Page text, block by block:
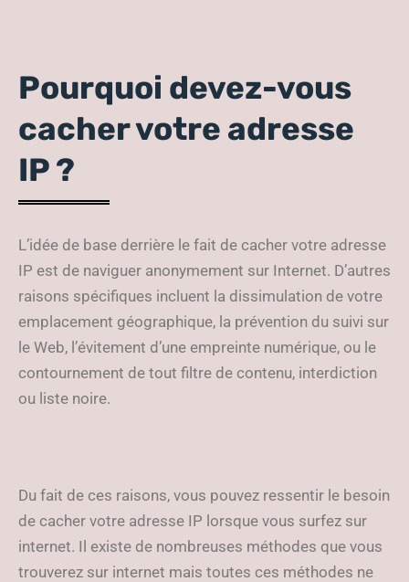
Pourquoi devez-vous
cacher votre adresse
IP ?
L’idée de base derrière le fait de cacher votre adresse
IP est de naviguer anonymement sur Internet. D’autres
raisons spécifiques incluent la dissimulation de votre
emplacement géographique, la prévention du suivi sur
le Web, l’évitement d’une empreinte numérique, ou le
contournement de tout filtre de contenu, interdiction
ou liste noire.
Du fait de ces raisons, vous pouvez ressentir le besoin
de cacher votre adresse IP lorsque vous surfez sur
internet. Il existe de nombreuses méthodes que vous
trouverez sur internet mais toutes ces méthodes ne